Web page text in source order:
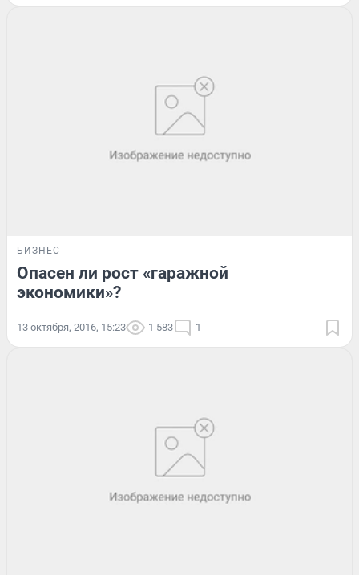
БИЗНЕС
Опасен ли рост «гаражной
экономики»?
13 октября, 2016, 15:23 1 583 1